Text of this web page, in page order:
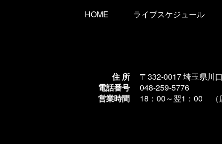
HOME ライブスケジュール
住 所
〒332-0017 埼玉県川
電話番号
048-259-5776
営業時間
18：00～翌1 ：00 （